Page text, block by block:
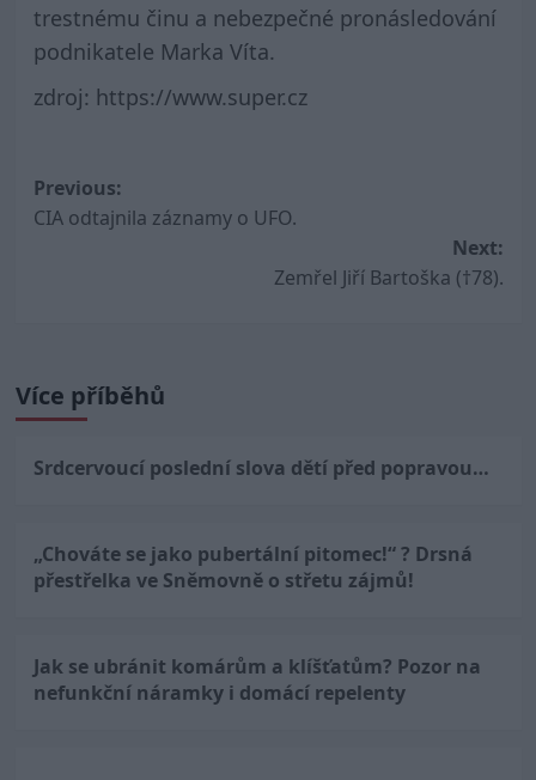
trestnému činu a nebezpečné pronásledování
podnikatele Marka Víta.
zdroj: https://www.super.cz
Post
navigation
Previous:
CIA odtajnila záznamy o UFO.
Next:
Zemřel Jiří Bartoška (†78).
Více příběhů
Srdcervoucí poslední slova dětí před popravou…
„Chováte se jako pubertální pitomec!“ ? Drsná
přestřelka ve Sněmovně o střetu zájmů!
Jak se ubránit komárům a klíšťatům? Pozor na
nefunkční náramky i domácí repelenty